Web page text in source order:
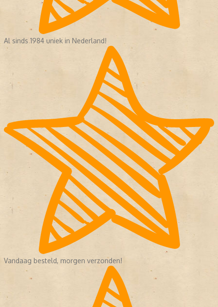
Al sinds 1984 uniek in Nederland!
Vandaag besteld, morgen verzonden!